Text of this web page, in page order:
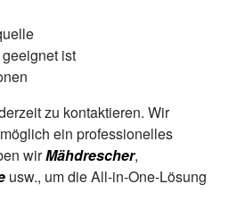
ist
zu kontaktieren. Wir
ein professionelles
wirMähdrescher,
usw., um die All-in-One-Lösung